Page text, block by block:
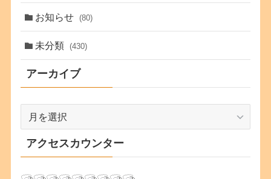
お知らせ (80)
未分類 (430)
アーカイブ
カ
イ
アクセスカウンター